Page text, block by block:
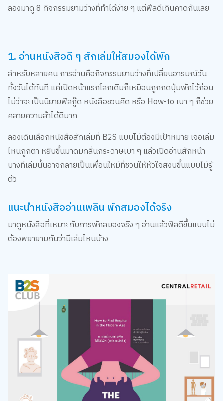
ลองมาดู 8 กิจกรรมยามว่างที่ทำได้ง่าย ๆ แต่ฟีลดีเกินคาดกันเลย
1. อ่านหนังสือดี ๆ สักเล่มให้สมองได้พัก
สำหรับหลายคน การอ่านคือกิจกรรมยามว่างที่เปลี่ยนอารมณ์วัน
ทั้งวันได้ทันที แค่เปิดหน้าแรกโลกเดิมก็เหมือนถูกกดปุ่มพักไว้ก่อน
ไม่ว่าจะเป็นนิยายฟีลกู๊ด หนังสือชวนคิด หรือ How-to เบา ๆ ก็ช่วย
คลายความล้าได้ดีมาก
ลองเดินเลือกหนังสือสักเล่มที่ B2S แบบไม่ต้องมีเป้าหมาย เจอเล่ม
ไหนถูกตา หยิบขึ้นมาดมกลิ่นกระดาษเบา ๆ แล้วเปิดอ่านสักหน้า
บางทีเล่มนั้นอาจกลายเป็นเพื่อนใหม่ที่ชวนให้หัวใจสงบขึ้นแบบไม่รู้
ตัว
แนะนำหนังสืออ่านเพลิน พักสมองได้จริง
มาดูหนังสือที่เหมาะกับการพักสมองจริง ๆ อ่านแล้วฟีลดีขึ้นแบบไม่
ต้องพยายามกันว่ามีเล่มไหนบ้าง